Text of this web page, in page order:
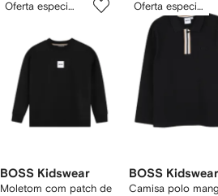
de
Oferta especial
BOSS Kidswear
Moletom com patch de
de
Oferta especial
BOSS Kidswear
Camisa polo